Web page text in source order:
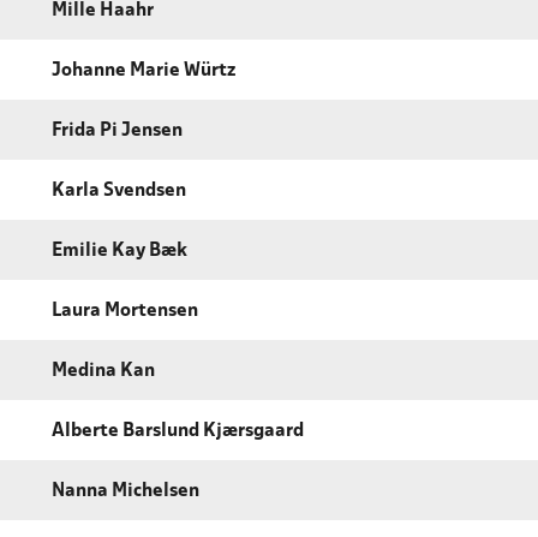
Mille Haahr
Johanne Marie Würtz
Frida Pi Jensen
Karla Svendsen
Emilie Kay Bæk
Laura Mortensen
Medina Kan
Alberte Barslund Kjærsgaard
Nanna Michelsen